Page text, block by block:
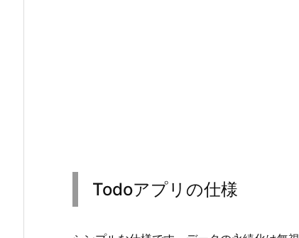
Todoアプリの仕様